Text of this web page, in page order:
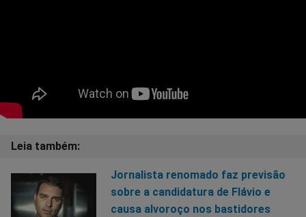
Jornalista renomado faz previsão
sobre a candidatura de Flávio e
causa alvoroço nos bastidores